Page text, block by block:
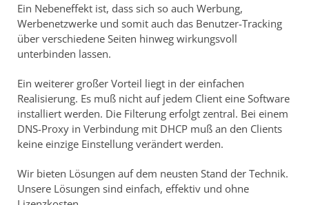
Ein Nebeneffekt ist, dass sich so auch Werbung,
Werbenetzwerke und somit auch das Benutzer-Tracking
über verschiedene Seiten hinweg wirkungsvoll
unterbinden lassen.
Ein weiterer großer Vorteil liegt in der einfachen
Realisierung. Es muß nicht auf jedem Client eine Software
installiert werden. Die Filterung erfolgt zentral. Bei einem
DNS-Proxy in Verbindung mit DHCP muß an den Clients
keine einzige Einstellung verändert werden.
Wir bieten Lösungen auf dem neusten Stand der Technik.
Unsere Lösungen sind einfach, effektiv und ohne